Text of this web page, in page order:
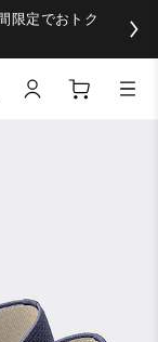
限定でおトク